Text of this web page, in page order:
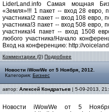
LiderLand.info Самая мощная
«Земля»!!! 1 пакет -- вход 28 евро,
участника!2 пакет -- вход 108 евро,
участника!3 пакет -- вход 508 евро,
участника!4 пакет -- вход 1508
любого участника!Начало
Вход на конференцию: http://
Комментарии (0) Подробнее
Новости iWowWe от 5 Ноября, 2012.
Категория: Бизнес
автор: Алексей Кондратьев | 5-09-2013,
Новости iWowWe от 5